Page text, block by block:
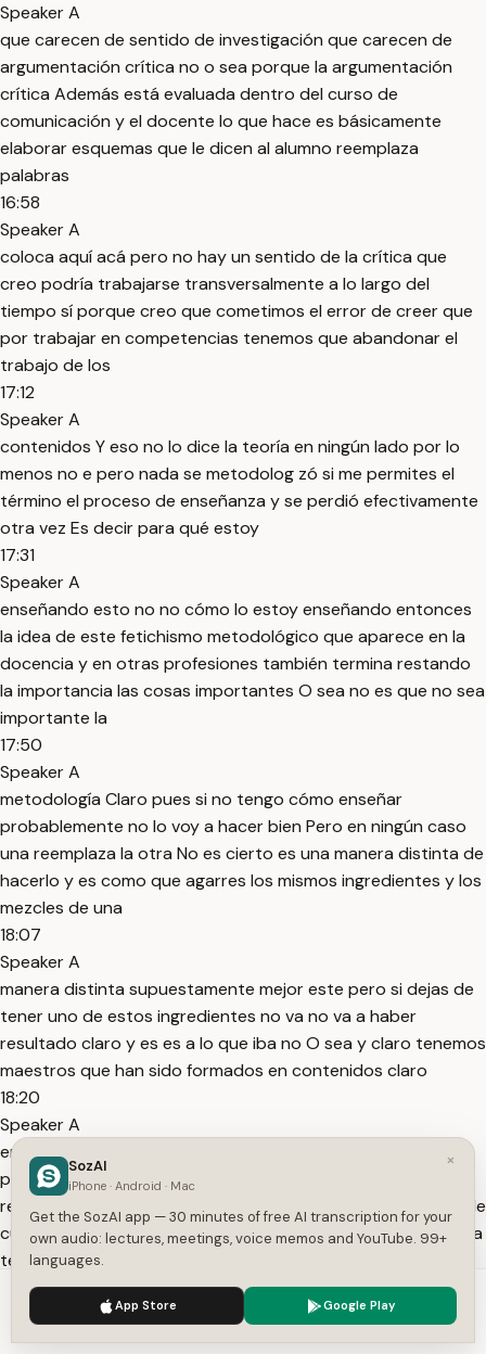
Speaker A
que carecen de sentido de investigación que carecen de
argumentación crítica no o sea porque la argumentación
crítica Además está evaluada dentro del curso de
comunicación y el docente lo que hace es básicamente
elaborar esquemas que le dicen al alumno reemplaza
palabras
16:58
Speaker A
coloca aquí acá pero no hay un sentido de la crítica que
creo podría trabajarse transversalmente a lo largo del
tiempo sí porque creo que cometimos el error de creer que
por trabajar en competencias tenemos que abandonar el
trabajo de los
17:12
Speaker A
contenidos Y eso no lo dice la teoría en ningún lado por lo
menos no e pero nada se metodolog zó si me permites el
término el proceso de enseñanza y se perdió efectivamente
otra vez Es decir para qué estoy
17:31
Speaker A
enseñando esto no no cómo lo estoy enseñando entonces
la idea de este fetichismo metodológico que aparece en la
docencia y en otras profesiones también termina restando
la importancia las cosas importantes O sea no es que no sea
importante la
17:50
Speaker A
metodología Claro pues si no tengo cómo enseñar
probablemente no lo voy a hacer bien Pero en ningún caso
una reemplaza la otra No es cierto es una manera distinta de
hacerlo y es como que agarres los mismos ingredientes y los
mezcles de una
18:07
Speaker A
manera distinta supuestamente mejor este pero si dejas de
tener uno de estos ingredientes no va no va a haber
resultado claro y es es a lo que iba no O sea y claro tenemos
maestros que han sido formados en contenidos claro
18:20
Speaker A
entonces hacer ese esa transición a la competencia les
produjo Pues un desacomodo y siento que esa transición
recién creo que en los últimos años están medio tratando de
cuajar con todos los este impedimentos y percances que ha
tenido El currículo no Sí yo también
18:35
Speaker A
creo yo también creo que ha ido haciendo el intento este a
We use cookies to enhance your experience.
×
SozAI
iPhone · Android · Mac
Get the SozAI app — 30 minutes of free AI transcription for your
own audio: lectures, meetings, voice memos and YouTube. 99+
languages.
App Store Google Play